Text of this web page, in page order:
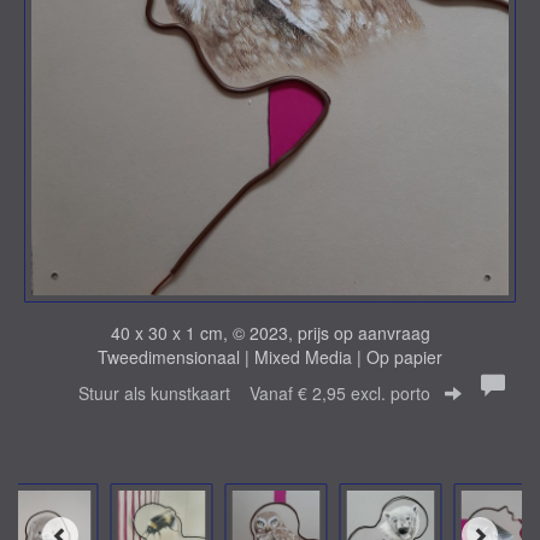
40 x 30 x 1 cm, © 2023, prijs op aanvraag
Tweedimensionaal | Mixed Media | Op papier
Stuur als kunstkaart Vanaf € 2,95 excl. porto